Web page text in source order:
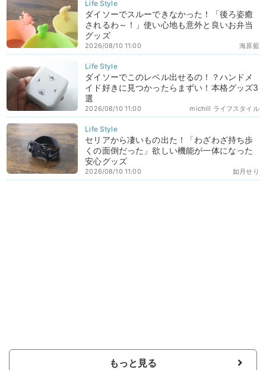
ダイソーでスルーできなかった！「後ろ姿癒
されるわ～！」使い心地も意外と良いお弁当
グッズ
海原藍
2026/08/10 11:00
ダイソーでこのレベル出せるの！？ハンドメ
イド好きに見つかったらまずい！本格グッズ3
選
michill ライフスタイル
2026/08/10 11:00
セリアから凄いもの出た！「わざわざ持ち歩
くの面倒だった」欲しい機能が一体になった
安心グッズ
如月せり
2026/08/10 11:00
もっと見る